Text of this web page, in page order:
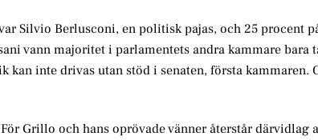
Silvio Berlusconi, en politisk pajas, och 25 procent
vann majoritet i parlamentets andra kammare bara
inte drivas utan stöd i senaten, första kammaren.
Grillo och hans oprövade vänner återstår därvidlag